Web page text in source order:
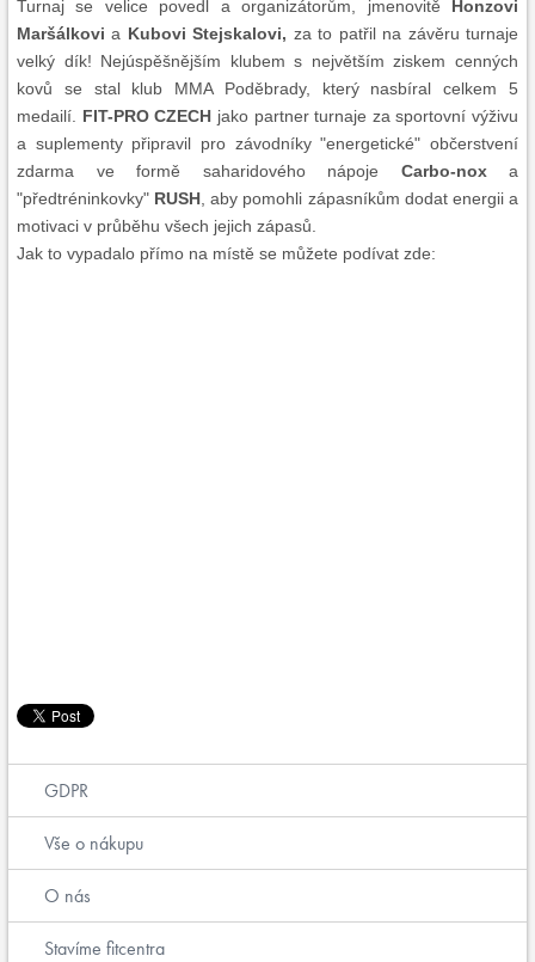
Turnaj se velice povedl a organizátorům, jmenovitě Honzovi
Maršálkovi a Kubovi Stejskalovi, za to patřil na závěru turnaje
velký dík! Nejúspěšnějším klubem s největším ziskem cenných
kovů se stal klub MMA Poděbrady, který nasbíral celkem 5
medailí. FIT-PRO CZECH jako partner turnaje za sportovní výživu
a suplementy připravil pro závodníky "energetické" občerstvení
zdarma ve formě saharidového nápoje Carbo-noxa
"předtréninkovky" RUSH , aby pomohli zápasníkům dodat energii a
motivaci v průběhu všech jejich zápasů.
Jak to vypadalo přímo na místě se můžete podívat zde:
GDPR
Vše o nákupu
O nás
Stavíme fitcentra